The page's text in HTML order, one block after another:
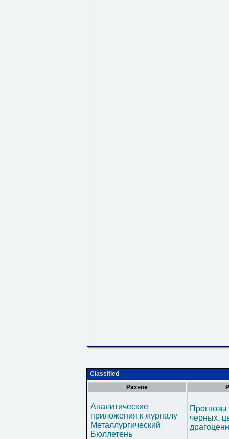
Classified
Разное
Аналитические
приложения к журналу
Металлургический
Бюллетень
черных,